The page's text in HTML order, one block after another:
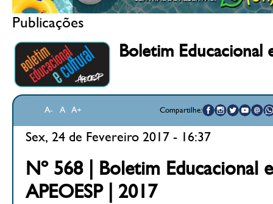
Publicações
Boletim Educacional
A- A A+ Compartilhe:
Sex, 24 de Fevereiro 2017 - 16:37
Nº 568 | Boletim Educacional
APEOESP | 2017